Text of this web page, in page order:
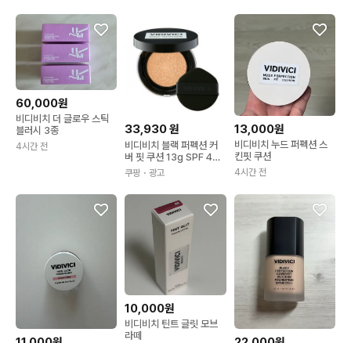
60,000원
비디비치 더 글로우 스틱
블러시 3종
4시간 전
33,930원
비디비치 블랙 퍼펙션 커
버 핏 쿠션 13g SPF 40
쿠팡 ・광고
13,000원
비디비치 누드 퍼펙션 스
킨핏 쿠션
4시간 전
10,000원
비디비치 틴트 글릿 모브
라떼